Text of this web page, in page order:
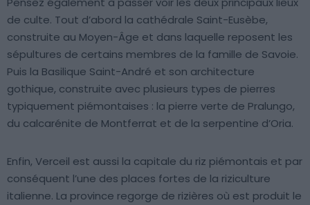
de culte. Tout d’abord la cathédrale Saint-Eusèbe,
construite au Moyen-Âge et dans laquelle reposent les
sépultures de certains membres de la famille de Savoie.
Puis la Basilique Saint-André et son architecture
gothique, construite avec plusieurs types de pierres
typiquement piémontaises : la pierre verte de Pralungo,
du calcarénite de Montferrat et de la serpentine d’Oria.
Enfin, Verceil est aussi la capitale du riz piémontais et par
conséquent l’une des places fortes de la riziculture
italienne. La province regorge de rizières où est produit le